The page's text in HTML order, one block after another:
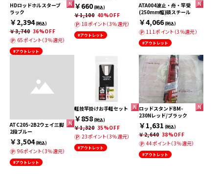
HDロッドホルスターブ
ラック
￥2,394(税込)
￥3,740 36%OFF
65ポイント（3％還元）
#アウトレット
￥660(税込)
￥1,100 40%OFF
18ポイント（3％還元）
#アウトレット
ATA004波止・舟・竿受
(250mm幅)頭スチール
￥4,066(税込)
111ポイント（3％還元）
#アウトレット
ATC205-2B2ウェイ三脚
2段ブルー
￥3,504(税込)
96ポイント（3％還元）
#アウトレット
軽技竿掛けお手軽セット
￥858(税込)
￥1,320 35%OFF
23ポイント（3％還元）
#アウトレット
ロッドスタンドBM-
230Nレッド/ブラック
￥1,631 (税込)
￥2,640 38%OFF
44ポイント（3％還元）
#アウトレット